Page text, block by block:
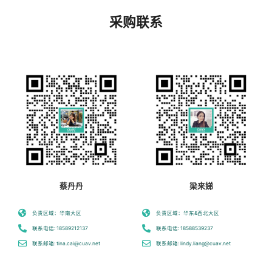
采购联系
蔡丹丹
负责区域：华南大区
联系电话: 18589212137
联系邮箱: tina.cai@cuav.net
梁来娣
负责区域：华东&西北大区
联系电话: 18588539237
联系邮箱: lindy.liang@cuav.net